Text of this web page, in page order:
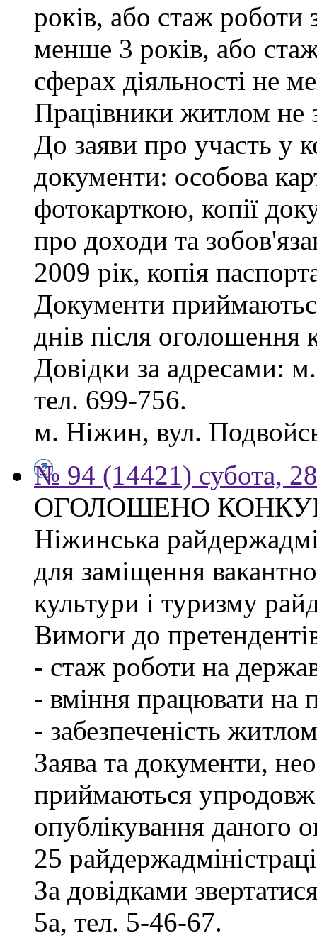
років, або стаж
менше 3 років, або
сферах діяльності не
Працівники житлом не
До заяви про участь у
документи: особова
фотокарткою, копії
про доходи та
2009 рік, копія
Документи
днів після оголошення
Довідки за адресами:
тел. 699-756.
м. Ніжин, вул.
№ 94 (14421) субота,
ОГОЛОШЕНО
Ніжинська
для заміщення
культури і туризму
Вимоги до
- стаж роботи на
- вміння працювати на
- забезпеченість
Заява та документи,
приймаються упродовж
опублікування даного
25
За довідками
5а, тел. 5-46-67.